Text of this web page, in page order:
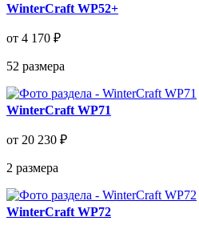
WinterCraft WP52+
от 4 170 ₽
52 размера
WinterCraft WP71
от 20 230 ₽
2 размера
WinterCraft WP72